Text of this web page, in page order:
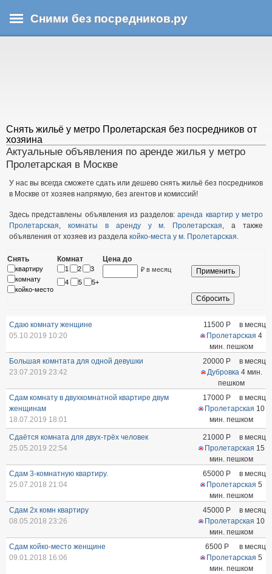
к
основному
Сними без посредников.ру
Снять жильё у метро Пролетарская без посредников от
хозяина
Актуальные объявления по аренде жилья у метро
Пролетарская в Москве
У нас вы всегда сможете сдать или дешево снять жильё без посредников
в Москве от хозяев напрямую, без агентов и комиссий!
Здесь представлены объявления из разделов:аренда квартир у метро
Пролетарская, комнаты в аренду у м. Пролетарская, а также
объявления от хозяев из раздела койко-места у м. Пролетарская.
Снять
квартиру
комнату
койко-место
Комнат
1 2
3
4
5 5+
Цена до
₽ в месяц
Сдаю комнату женщине
05.10.2019 10:20
11500 Р
в месяц
Пролетарская 4
мин. пешком
Большая комнтата для одной девушки
23.07.2019 23:42
20000 Р
в месяц
Дубровка4 мин.
пешком
Сдам комнату в двухкомнатной квартире двум
женщинам
18.07.2019 18:01
17000 Р
в месяц
Пролетарская 10
мин. пешком
Сдаётся комната для двух-трёх человек
25.05.2019 22:54
21000 Р
в месяц
Пролетарская 15
мин. пешком
Сдам 3-комнатную квартиру.
25.07.2018 21:04
65000 Р
в месяц
Пролетарская 5
мин. пешком
Сдам 2х комн квартиру
08.05.2018 23:26
45000 Р
в месяц
Пролетарская 10
мин. пешком
Сдам койко-место женщине
09.01.2018 16:06
6500 Р
в месяц
Пролетарская 5
мин. пешком